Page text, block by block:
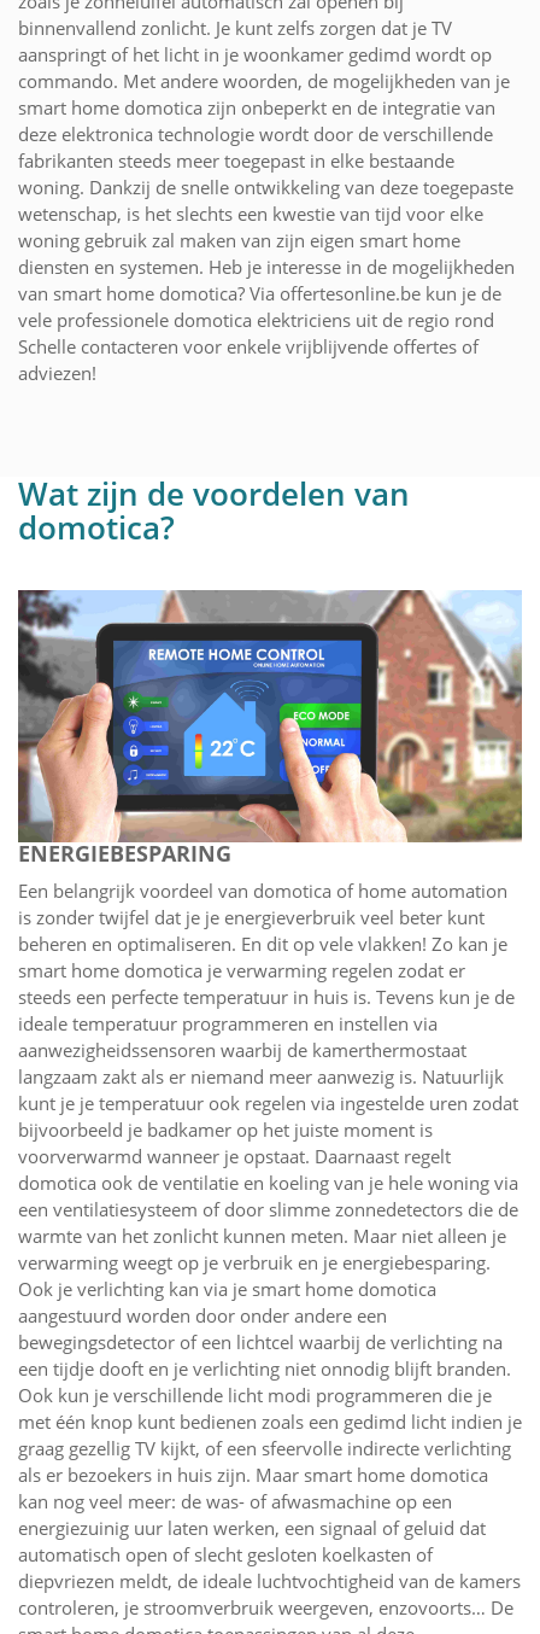
binnenvallend zonlicht. Je kunt zelfs zorgen dat je TV
aanspringt of het licht in je woonkamer gedimd wordt op
commando. Met andere woorden, de mogelijkheden van je
smart home domotica zijn onbeperkt en de integratie van
deze elektronica technologie wordt door de verschillende
fabrikanten steeds meer toegepast in elke bestaande
woning. Dankzij de snelle ontwikkeling van deze toegepaste
wetenschap, is het slechts een kwestie van tijd voor elke
woning gebruik zal maken van zijn eigen smart home
diensten en systemen. Heb je interesse in de mogelijkheden
van smart home domotica? Via offertesonline.be kun je de
vele professionele domotica elektriciens uit de regio rond
Schelle contacteren voor enkele vrijblijvende offertes of
adviezen!
Wat zijn de voordelen van
domotica?
ENERGIEBESPARING
Een belangrijk voordeel van domotica of home automation
is zonder twijfel dat je je energieverbruik veel beter kunt
beheren en optimaliseren. En dit op vele vlakken! Zo kan je
smart home domotica je verwarming regelen zodat er
steeds een perfecte temperatuur in huis is. Tevens kun je de
ideale temperatuur programmeren en instellen via
aanwezigheidssensoren waarbij de kamerthermostaat
langzaam zakt als er niemand meer aanwezig is. Natuurlijk
kunt je je temperatuur ook regelen via ingestelde uren zodat
bijvoorbeeld je badkamer op het juiste moment is
voorverwarmd wanneer je opstaat. Daarnaast regelt
domotica ook de ventilatie en koeling van je hele woning via
een ventilatiesysteem of door slimme zonnedetectors die de
warmte van het zonlicht kunnen meten. Maar niet alleen je
verwarming weegt op je verbruik en je energiebesparing.
Ook je verlichting kan via je smart home domotica
aangestuurd worden door onder andere een
bewegingsdetector of een lichtcel waarbij de verlichting na
een tijdje dooft en je verlichting niet onnodig blijft branden.
Ook kun je verschillende licht modi programmeren die je
met één knop kunt bedienen zoals een gedimd licht indien je
graag gezellig TV kijkt, of een sfeervolle indirecte verlichting
als er bezoekers in huis zijn. Maar smart home domotica
kan nog veel meer: de was- of afwasmachine op een
energiezuinig uur laten werken, een signaal of geluid dat
automatisch open of slecht gesloten koelkasten of
diepvriezen meldt, de ideale luchtvochtigheid van de kamers
controleren, je stroomverbruik weergeven, enzovoorts… De